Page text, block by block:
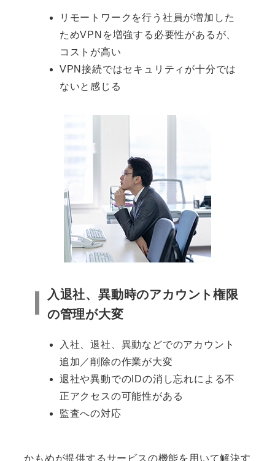
リモートワークを行う社員が増加した
ためVPNを増強する必要性があるが、
コストが高い
VPN接続ではセキュリティが十分では
ないと感じる
入退社、異動時のアカウント権限
の管理が大変
入社、退社、異動などでのアカウント
追加／削除の作業が大変
退社や異動でのIDの消し忘れによる不
正アクセスの可能性がある
監査への対応
かもめが提供するサービスの機能を用いて解決す